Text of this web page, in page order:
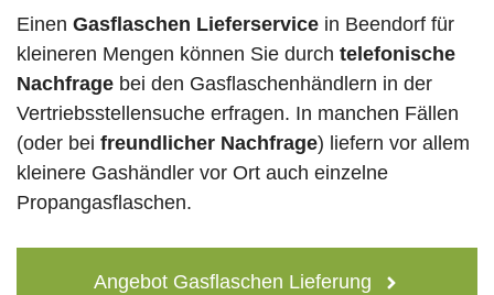
Einen Gasflaschen Lieferservice in Beendorf für
kleineren Mengen können Sie durch telefonische
Nachfrage bei den Gasflaschenhändlern in der
Vertriebsstellensuche erfragen. In manchen Fällen
(oder bei freundlicher Nachfrage) liefern vor allem
kleinere Gashändler vor Ort auch einzelne
Propangasflaschen.
Angebot Gasflaschen Lieferung